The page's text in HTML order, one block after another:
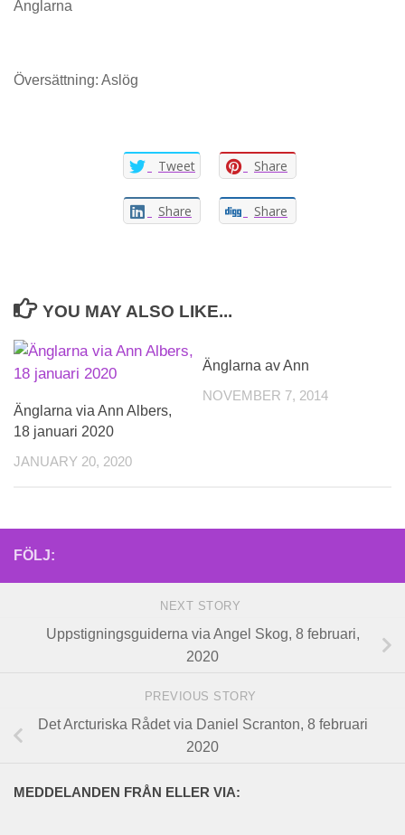
Änglarna
Översättning: Aslög
Tweet Share
Share Share
YOU MAY ALSO LIKE...
Änglarna via Ann Albers,
18 januari 2020
JANUARY 20, 2020
Änglarna av Ann
NOVEMBER 7, 2014
FÖLJ:
NEXT STORY
Uppstigningsguiderna via Angel Skog, 8 februari,
2020
PREVIOUS STORY
Det Arcturiska Rådet via Daniel Scranton, 8 februari
2020
MEDDELANDEN FRÅN ELLER VIA: